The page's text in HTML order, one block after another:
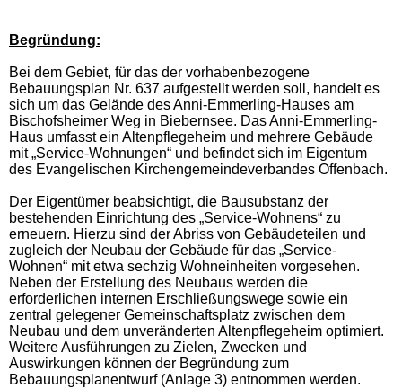
Begründung:
Bei dem Gebiet, für das der vorhabenbezogene
Bebauungsplan Nr. 637 aufgestellt werden soll, handelt es
sich um das Gelände des Anni-Emmerling-Hauses am
Bischofsheimer Weg in Biebernsee. Das Anni-Emmerling-
Haus umfasst ein Altenpflegeheim und mehrere Gebäude
mit „Service-Wohnungen“ und befindet sich im Eigentum
des Evangelischen Kirchengemeindeverbandes Offenbach.
Der Eigentümer beabsichtigt, die Bausubstanz der
bestehenden Einrichtung des „Service-Wohnens“ zu
erneuern. Hierzu sind der Abriss von Gebäudeteilen und
zugleich der Neubau der Gebäude für das „Service-
Wohnen“ mit etwa sechzig Wohneinheiten vorgesehen.
Neben der Erstellung des Neubaus werden die
erforderlichen internen Erschließungswege sowie ein
zentral gelegener Gemeinschaftsplatz zwischen dem
Neubau und dem unveränderten Altenpflegeheim optimiert.
Weitere Ausführungen zu Zielen, Zwecken und
Auswirkungen können der Begründung zum
Bebauungsplanentwurf (Anlage 3) entnommen werden.